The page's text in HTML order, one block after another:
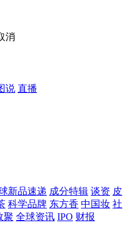
消
说 直播
新品速递 成分特辑 谈资 皮
科学品牌 东方香 中国妆 社
聚 全球资讯 IPO 财报